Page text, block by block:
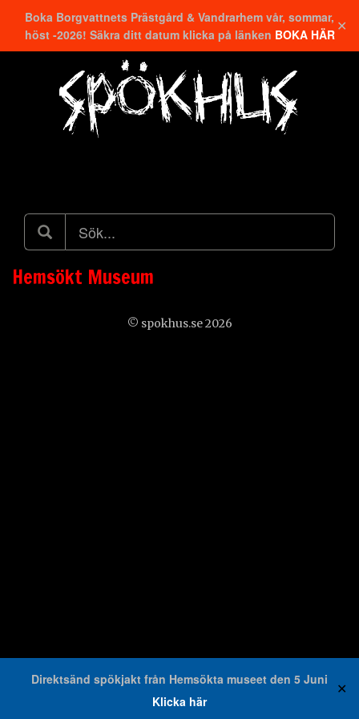
Direktsänd spökjakt från Hemsökta museet den 5 Juni
Klicka här
✕
Boka Borgvattnets Prästgård & Vandrarhem vår, sommar,
höst -2026! Säkra ditt datum klicka på länken BOKA HÄR ✕
Hemsökt Museum
© spokhus.se 2026